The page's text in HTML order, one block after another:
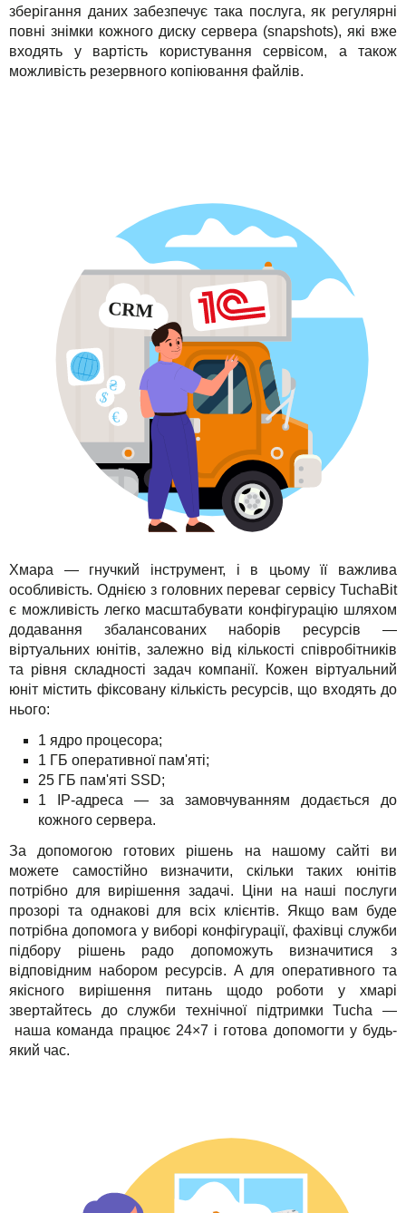
зберігання даних забезпечує така послуга, як регулярні
повні знімки кожного диску сервера (snapshots), які вже
входять у вартість користування сервісом, а також
можливість резервного копіювання файлів.
Хмара — гнучкий інструмент, і в цьому її важлива
особливість. Однією з головних переваг сервісу TuchaBit
є можливість легко масштабувати конфігурацію шляхом
додавання збалансованих наборів ресурсів —
віртуальних юнітів, залежно від кількості співробітників
та рівня складності задач компанії. Кожен віртуальний
юніт містить фіксовану кількість ресурсів, що входять до
нього:
1 ядро процесора;
1 ГБ оперативної пам'яті;
25 ГБ пам'яті SSD;
1 IP-адреса — за замовчуванням додається до
кожного сервера.
За допомогою готових рішень на нашому сайті ви
можете самостійно визначити, скільки таких юнітів
потрібно для вирішення задачі. Ціни на наші послуги
прозорі та однакові для всіх клієнтів. Якщо вам буде
потрібна допомога у виборі конфігурації, фахівці служби
підбору рішень радо допоможуть визначитися з
відповідним набором ресурсів. А для оперативного та
якісного вирішення питань щодо роботи у хмарі
звертайтесь до служби технічної підтримки Tucha —
наша команда працює 24×7 і готова допомогти у будь-
який час.